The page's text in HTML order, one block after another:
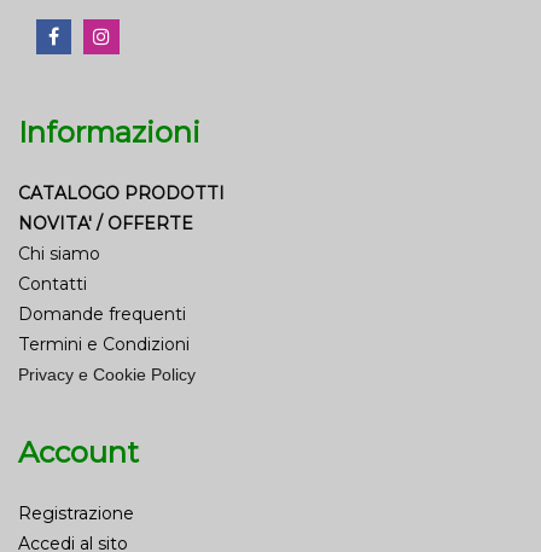
Informazioni
CATALOGO PRODOTTI
NOVITA' / OFFERTE
Chi siamo
Contatti
Domande frequenti
Termini e Condizioni
Privacy e Cookie Policy
Account
Registrazione
Accedi al sito